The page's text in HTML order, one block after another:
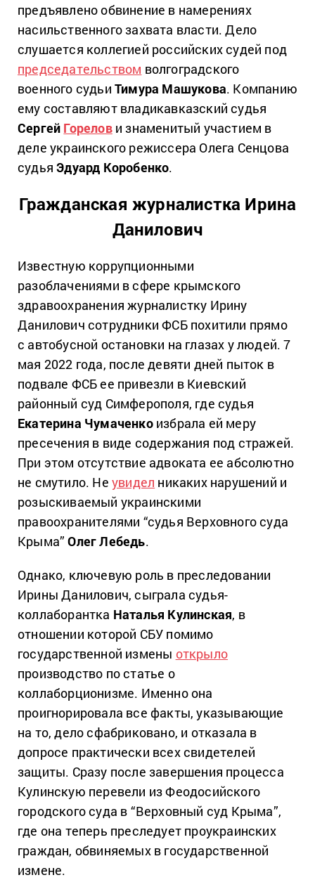
предъявлено обвинение в намерениях
насильственного захвата власти. Дело
слушается коллегией российских судей под
председательством волгоградского
военного судьи Тимура Машукова. Компанию
ему составляют владикавказский судья
Сергей Горелови знаменитый участием в
деле украинского режиссера Олега Сенцова
судьяЭдуард Коробенко.
Гражданская журналистка Ирина
Данилович
Известную коррупционными
разоблачениями в сфере крымского
здравоохранения журналистку Ирину
Данилович сотрудники ФСБ похитили прямо
с автобусной остановки на глазах у людей. 7
мая 2022 года, после девяти дней пыток в
подвале ФСБ ее привезли в Киевский
районный суд Симферополя, где судья
Екатерина Чумаченкоизбрала ей меру
пресечения в виде содержания под стражей.
При этом отсутствие адвоката ее абсолютно
не смутило. Не увидел никаких нарушений и
розыскиваемый украинскими
правоохранителями “судья Верховного суда
Крыма”Олег Лебедь.
Однако, ключевую роль в преследовании
Ирины Данилович, сыграла судья-
коллаборантка Наталья Кулинская, в
отношении которой СБУ помимо
государственной измены открыло
производство по статье о
коллаборционизме. Именно она
проигнорировала все факты, указывающие
на то, дело сфабриковано, и отказала в
допросе практически всех свидетелей
защиты. Сразу после завершения процесса
Кулинскую перевели из Феодосийского
городского суда в “Верховный суд Крыма”,
где она теперь преследует проукраинских
граждан, обвиняемых в государственной
измене.